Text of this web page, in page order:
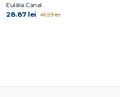
Eulàlia Canal
28.87 lei 41.23 lei